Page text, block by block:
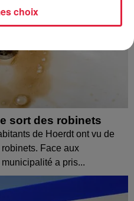
sort des robinets
de Hoerdt ont vu de
robinets. Face aux
a pris...
choix